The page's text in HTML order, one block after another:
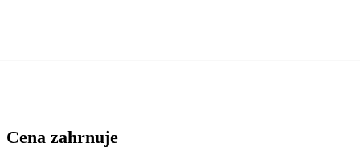
Cena zahrnuje